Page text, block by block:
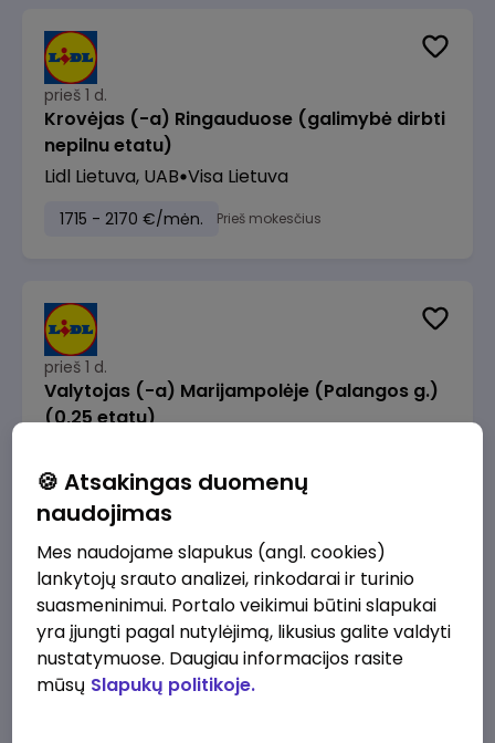
prieš 1 d.
Krovėjas (-a) Ringauduose (galimybė dirbti
nepilnu etatu)
Lidl Lietuva, UAB Visa Lietuva
1715 - 2170 €/mėn. Prieš mokesčius
prieš 1 d.
Valytojas (-a) Marijampolėje (Palangos g.)
(0,25 etatu)
289 - 337 €/mėn. Prieš mokesčius
prieš 1 d.
Talent Development Project Manager (fixed
term - 1.5 years)
🍪 Atsakingas duomenų
naudojimas
Mes naudojame slapukus (angl. cookies)
lankytojų srauto analizei, rinkodarai ir turinio
suasmeninimui. Portalo veikimui būtini slapukai
yra įjungti pagal nutylėjimą, likusius galite valdyti
nustatymuose. Daugiau informacijos rasite
mūsų Slapukų politikoje.